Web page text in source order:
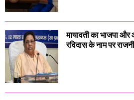
मायावती का भाजपा
रविदास के नाम पर